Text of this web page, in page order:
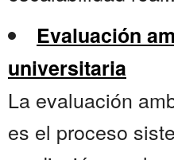
Evaluación
universitaria
La evaluación
es el proceso